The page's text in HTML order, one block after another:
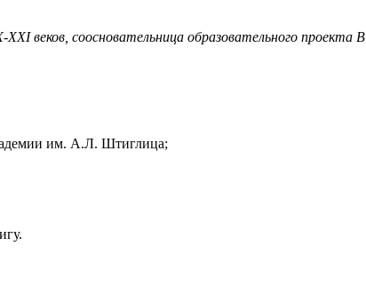
веков, соосновательница образовательного
им. А.Л. Штиглица;